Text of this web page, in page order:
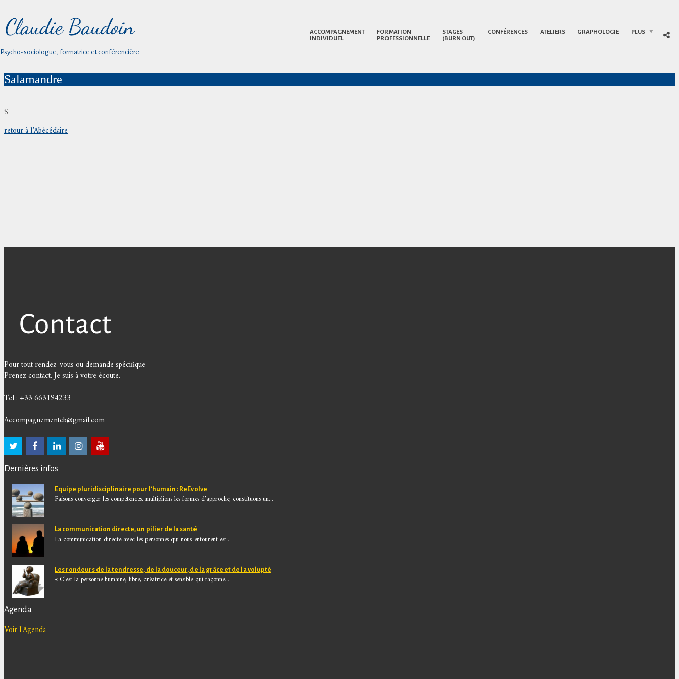
Psycho-sociologue, formatrice et conférencière
ACCOMPAGNEMENT
INDIVIDUEL
FORMATION
PROFESSIONNELLE
STAGES
(BURN OUT)
CONFÉRENCES ATELIERS GRAPHOLOGIE PLUS
Salamandre
S
retour à l’Abécédaire
Pour tout rendez-vous ou demande spécifique
Prenez contact. Je suis à votre écoute.
Tel : +33 663194233
Accompagnementcb@gmail.com
Dernières infos
Equipe pluridisciplinaire pour l’humain : ReEvolve
Faisons converger les compétences, multiplions les formes d’approche, constituons un...
La communication directe, un pilier de la santé
La communication directe avec les personnes qui nous entourent est...
Les rondeurs de la tendresse, de la douceur, de la grâce et de la volupté
« C’est la personne humaine, libre, créatrice et sensible qui façonne...
Agenda
Voir l'Agenda